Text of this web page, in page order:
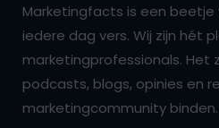
Marketingfacts is een beetje
iedere dag vers. Wij zijn hét
marketingprofessionals. Het
podcasts, blogs, opinies en
marketingcommunity binden.